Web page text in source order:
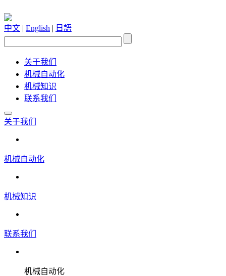
中文 | English | 日語
关于我们
机械自动化
机械知识
联系我们
关于我们
机械自动化
机械知识
联系我们
机械自动化